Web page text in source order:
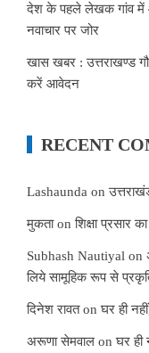
देश के पहले लेखक गांव में
नवाचार पर जोर
खास खबर : उत्तराखण्ड
करें आवेदन
RECENT
Lashaunda on
मुकताonशिक्षा प्रसार
Subhash Nautiyal on
लिये सामूहिक रूप से
दिनेश रावतonघर ही
अरूणा सेमवाल onघर ही